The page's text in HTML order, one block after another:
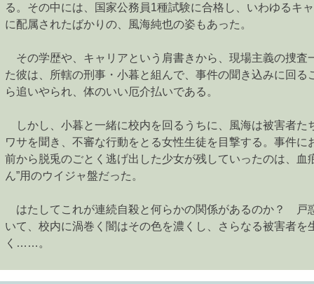
る。その中には、国家公務員1種試験に合格し、いわゆるキ
に配属されたばかりの、風海純也の姿もあった。
その学歴や、キャリアという肩書きから、現場主義の捜査
た彼は、所轄の刑事・小暮と組んで、事件の聞き込みに回る
ら追いやられ、体のいい厄介払いである。
しかし、小暮と一緒に校内を回るうちに、風海は被害者た
ワサを聞き、不審な行動をとる女性生徒を目撃する。事件に
前から脱兎のごとく逃げ出した少女が残していったのは、血
ん”用のウイジャ盤だった。
はたしてこれが連続自殺と何らかの関係があるのか？ 戸
いて、校内に渦巻く闇はその色を濃くし、さらなる被害者を
く……。